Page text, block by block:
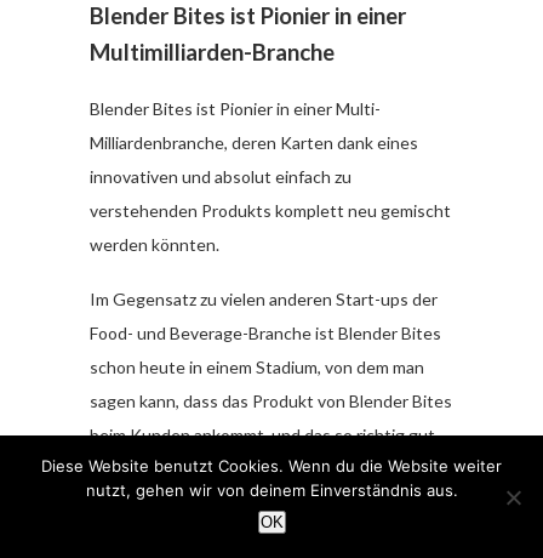
Blender Bites ist Pionier in einer
Multimilliarden-Branche
Blender Bites ist Pionier in einer Multi-
Milliardenbranche, deren Karten dank eines
innovativen und absolut einfach zu
verstehenden Produkts komplett neu gemischt
werden könnten.
Im Gegensatz zu vielen anderen Start-ups der
Food- und Beverage-Branche ist Blender Bites
schon heute in einem Stadium, von dem man
sagen kann, dass das Produkt von Blender Bites
beim Kunden ankommt, und das so richtig gut.
Den Markenlaunch in Kanada kann man quasi als
Marktstudie für die international richtig großen
Märkte betrachten. – Und dieser war bislang
Diese Website benutzt Cookies. Wenn du die Website weiter
nutzt, gehen wir von deinem Einverständnis aus.
OK